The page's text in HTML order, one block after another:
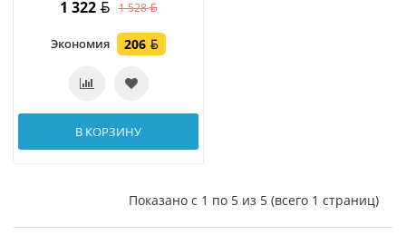
1 322 1 528
Экономия 206
В КОРЗИНУ
Показано с 1 по 5 из 5 (всего 1 страниц)